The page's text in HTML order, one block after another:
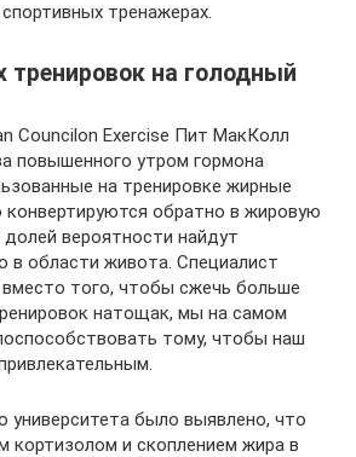
тренажерах.
тренировок на голодный
Councilon Exercise Пит МакКолл
повышенного утром гормона
на тренировке жирные
обратно в жировую
вероятности найдут
в области живота. Специалист
того, чтобы сжечь больше
натощак, мы на самом
тому, чтобы наш
университета было выявлено, что
и скоплением жира в